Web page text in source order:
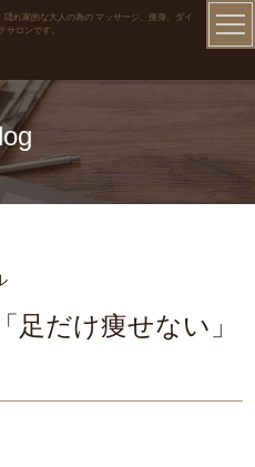
隠れ家的な大人の為の マッサージ、痩身、ダイ
サロンです。
足だけ痩せない」